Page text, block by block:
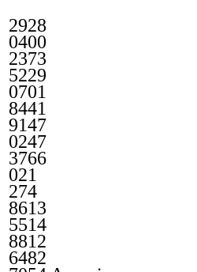
2928
0400
2373
5229
0701
8441
9147
0247
3766
021
274
8613
5514
8812
6482